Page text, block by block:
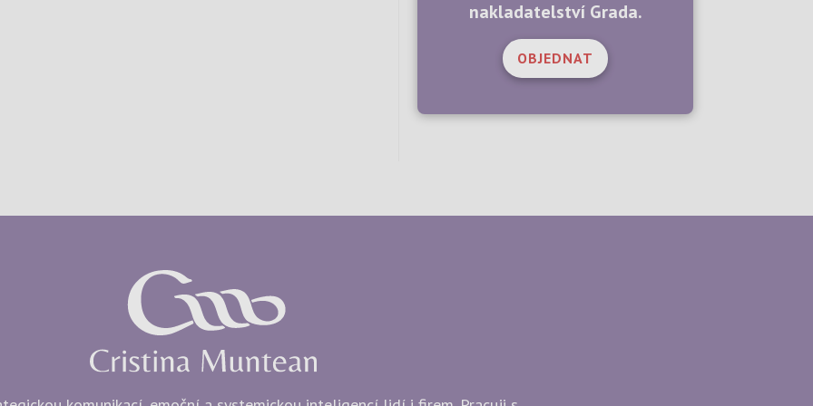
nakladatelství Grada.
OBJEDNAT